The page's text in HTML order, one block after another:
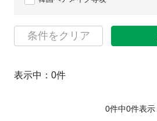
条件をクリア
表示中： 0件
0件中0件表示